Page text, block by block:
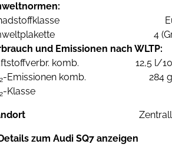
4
und Emissionen nach WLTP:
komb.
12,5 l/
2-Emissionen komb.
284
2-Klasse
Details zum Audi SQ7 anzeigen